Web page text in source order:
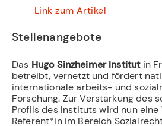
Link zum Artikel
Stellenangebote
Das Hugo Sinzheimer Institutin
betreibt, vernetzt und fördert
internationale arbeits- und
Forschung. Zur Verstärkung des
Profils des Instituts wird nun
Referent*in im Bereich